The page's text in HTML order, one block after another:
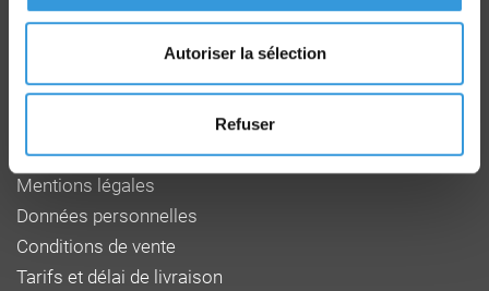
Autoriser la sélection
Refuser
Tél : 02 32 53 64 34
www.faceaurisque.com
Qui sommes-nous
Mentions légales
Données personnelles
Conditions de vente
Tarifs et délai de livraison